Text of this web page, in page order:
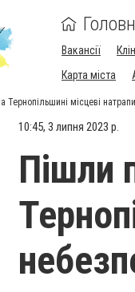
Вакансії
Карта міста
місцеві
10:45, 3 липня 2023 р.
Пішли